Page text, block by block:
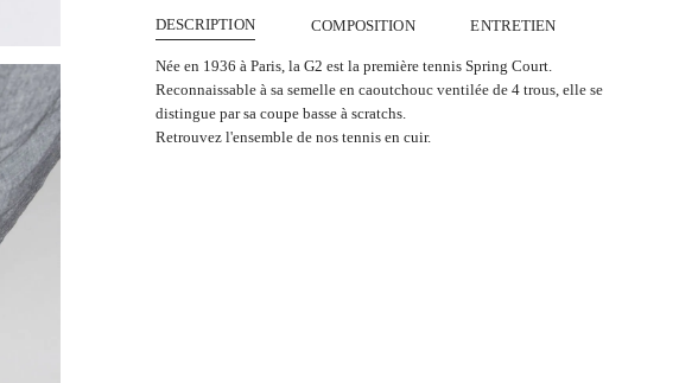
DESCRIPTION COMPOSITION ENTRETIEN
Née en 1936 à Paris, la G2 est la première tennis Spring Court.
Reconnaissable à sa semelle en caoutchouc ventilée de 4 trous, elle se
distingue par sa coupe basse à scratchs.
Retrouvez l'ensemble de nos tennis en cuir.